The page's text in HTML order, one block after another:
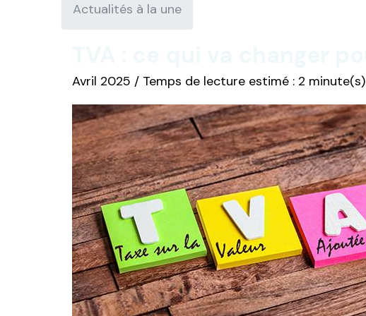
Actualités à la une
Avril 2025 / Temps de lecture estimé : 2 minute(s)